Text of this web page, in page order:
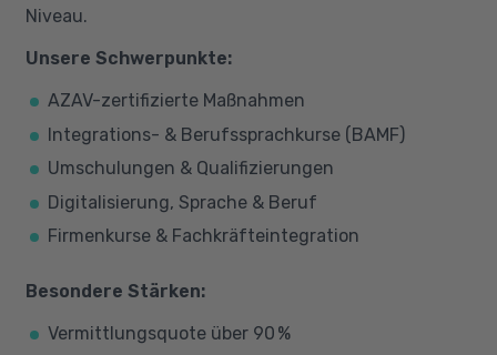
Niveau.
Unsere Schwerpunkte:
AZAV-zertifizierte Maßnahmen
Integrations- & Berufssprachkurse (BAMF)
Umschulungen & Qualifizierungen
Digitalisierung, Sprache & Beruf
Firmenkurse & Fachkräfteintegration
Besondere Stärken:
Vermittlungsquote über 90 %